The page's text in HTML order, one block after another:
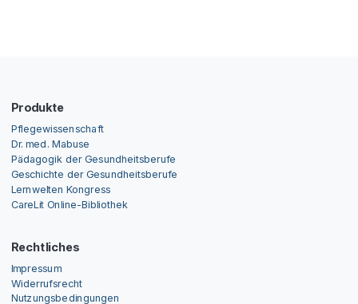
Produkte
Pflegewissenschaft
Dr. med. Mabuse
Pädagogik der Gesundheitsberufe
Geschichte der Gesundheitsberufe
Lernwelten Kongress
CareLit Online-Bibliothek
Rechtliches
Impressum
Widerrufsrecht
Nutzungsbedingungen